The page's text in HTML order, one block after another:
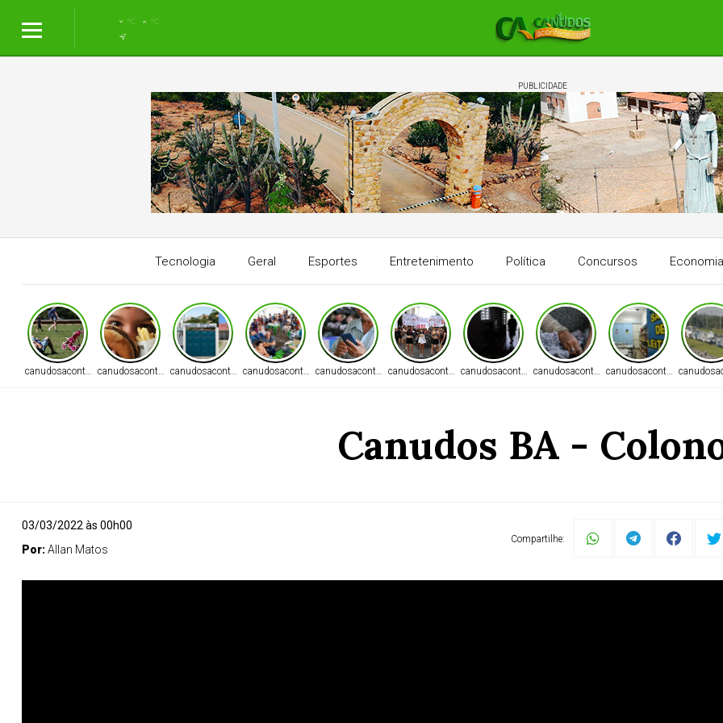
°C °C
PUBLICIDADE
Tecnologia Geral Esportes Entretenimento Política Concursos Economia
canudosacontece.comcanudosacontece.comcanudosacontece.comcanudosacontece.comcanudosacontece.comcanudosacontece.comcanudosacontece.comcanudosacontece.comcanudosacontece.com
Canudos BA -
03/03/2022 às 00h00
Por:Allan Matos
Compartilhe: